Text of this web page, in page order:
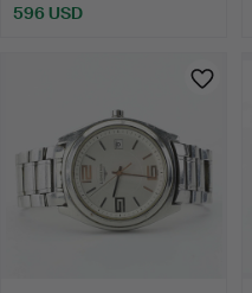
596 USD